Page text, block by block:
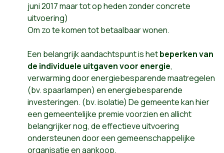
juni 2017 maar tot op heden zonder concrete
uitvoering)
Om zo te komen tot betaalbaar wonen.
Een belangrijk aandachtspunt is hetbeperken van
de individuele uitgaven voor energie,
verwarming door energiebesparende maatregelen
(bv. spaarlampen) en energiebesparende
investeringen. (bv. isolatie) De gemeente kan hier
een gemeentelijke premie voorzien en allicht
belangrijker nog, de effectieve uitvoering
ondersteunen door een gemeenschappelijke
organisatie en aankoop.